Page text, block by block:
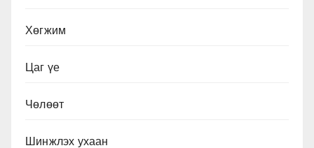
Хөгжим
Цаг үе
Чөлөөт
Шинжлэх ухаан